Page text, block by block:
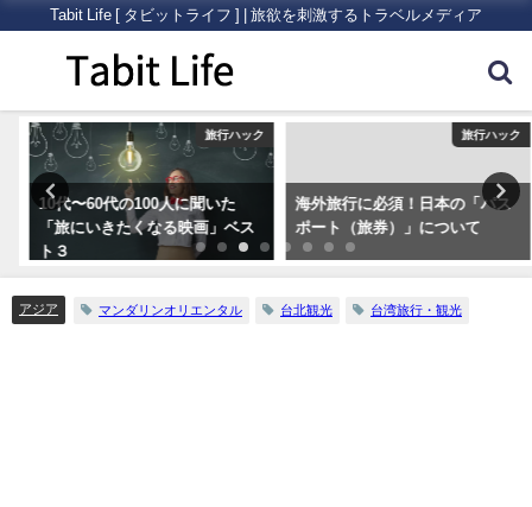
Tabit Life [ タビットライフ ] | 旅欲を刺激するトラベルメディア
旅行ハック
10代〜60代の100人に聞いた
「旅にいきたくなる映画」ベス
ト３
旅行ハック
海外旅行に必須！日本の「パス
ポート（旅券）」について
アジア マンダリンオリエンタル 台北観光 台湾旅行・観光